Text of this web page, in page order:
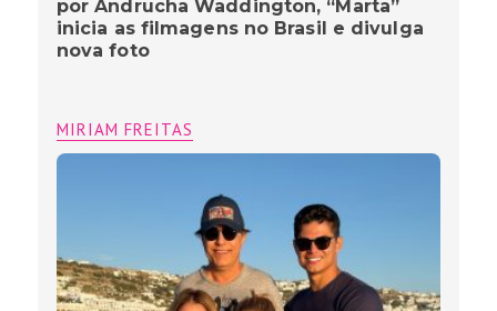
por Andrucha Waddington, “Marta”
inicia as filmagens no Brasil e divulga
nova foto
MIRIAM FREITAS